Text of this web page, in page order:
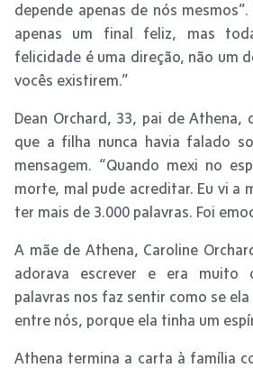
depende apenas de nós
apenas um final feliz, mas
felicidade é uma direção, não um
vocês existirem.”
Dean Orchard, 33, pai de Athena,
que a filha nunca havia falado
mensagem. “Quando mexi no
morte, mal pude acreditar. Eu vi a
ter mais de 3.000 palavras. Foi
A mãe de Athena, Caroline
adorava escrever e era muito
palavras nos faz sentir como se
entre nós, porque ela tinha um
Athena termina a carta à família